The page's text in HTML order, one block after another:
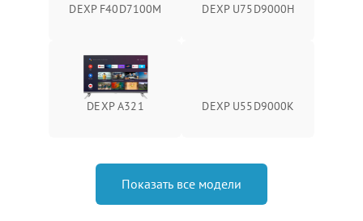
DEXP F40D7100M DEXP U75D9000H
DEXP A321 DEXP U55D9000K
Показать все модели